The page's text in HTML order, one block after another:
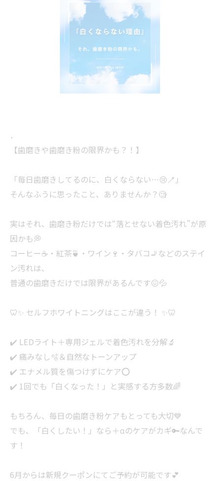
．
【歯磨きや歯磨き粉の限界かも？！】
「毎日歯磨きしてるのに、白くならない…😢🪥」
そんなふうに思ったこと、ありませんか？🧐
実はそれ、歯磨き粉だけでは“落とせない着色汚れ”が原
因かも💭
コーヒー☕️・紅茶🍵・ワイン🍷・タバコ🚬などのステイ
ン汚れは、
普通の歯磨きだけでは限界があるんです😖💦
🦷✨ セルフホワイトニングはここが違う！ ✨🦷
✔️ LEDライト＋専用ジェルで着色汚れを分解🔬
✔️ 痛みなし🫧＆自然なトーンアップ
✔️ エナメル質を傷つけずにケア⭕️
✔️ 1回でも「白くなった！」と実感する方多数🌈
もちろん、毎日の歯磨き粉ケアもとっても大切💙
でも、「白くしたい！」なら＋αのケアがカギ🔑なんで
す！
6月からは新規クーポンにてご予約が可能です💕